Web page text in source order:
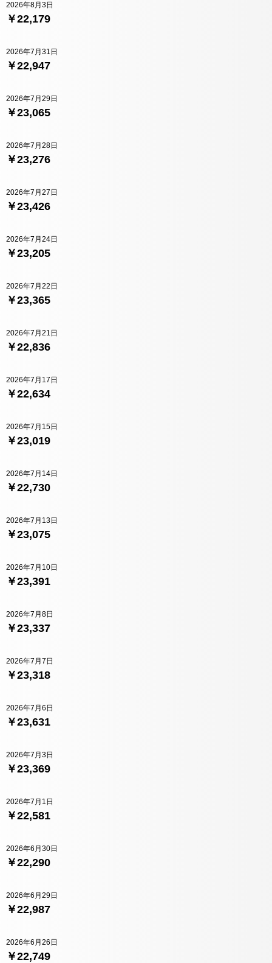
￥22,179
2026年8月3日
￥22,947
2026年7月31日
￥23,065
2026年7月29日
￥23,276
2026年7月28日
￥23,426
2026年7月27日
￥23,205
2026年7月24日
￥23,365
2026年7月22日
￥22,836
2026年7月21日
￥22,634
2026年7月17日
￥23,019
2026年7月15日
￥22,730
2026年7月14日
￥23,075
2026年7月13日
￥23,391
2026年7月10日
￥23,337
2026年7月8日
￥23,318
2026年7月7日
￥23,631
2026年7月6日
￥23,369
2026年7月3日
￥22,581
2026年7月1日
￥22,290
2026年6月30日
￥22,987
2026年6月29日
￥22,749
2026年6月26日